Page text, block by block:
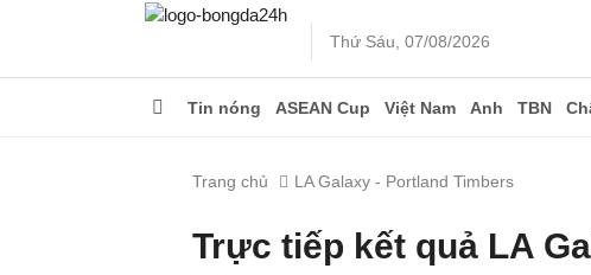
Thứ Sáu, 07/08/2026
Tin nóng ASEAN Cup Việt Nam Anh TBN
Trang chủ LA Galaxy - Portland Timbers
Trực tiếp kết quả LA